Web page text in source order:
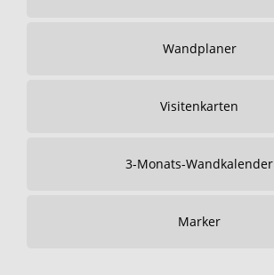
Wandplaner
Visitenkarten
3-Monats-Wandkalender
Marker